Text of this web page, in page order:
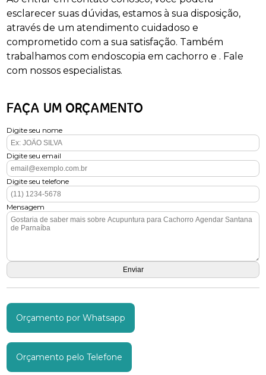
esclarecer suas dúvidas, estamos à sua disposição,
através de um atendimento cuidadoso e
comprometido com a sua satisfação. Também
trabalhamos com endoscopia em cachorro e . Fale
com nossos especialistas.
FAÇA UM ORÇAMENTO
Digite seu nome
Digite seu email
Digite seu telefone
Mensagem
Orçamento por Whatsapp
Orçamento pelo Telefone